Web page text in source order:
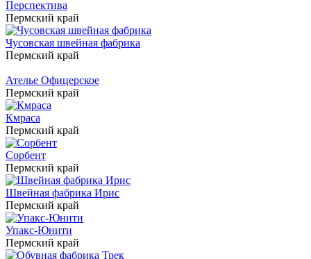
Перспектива
Пермский край
Чусовская швейная фабрика
Пермский край
Ателье Офицерское
Пермский край
Кмраса
Пермский край
Сорбент
Пермский край
Швейная фабрика Ирис
Пермский край
Упакс-Юнити
Пермский край